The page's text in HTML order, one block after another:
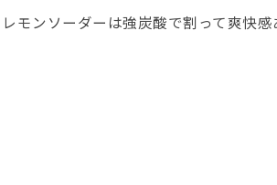
モンソーダーは強炭酸で割って爽快感